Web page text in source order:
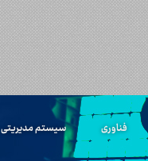
فناوری سیستم مدیریتی